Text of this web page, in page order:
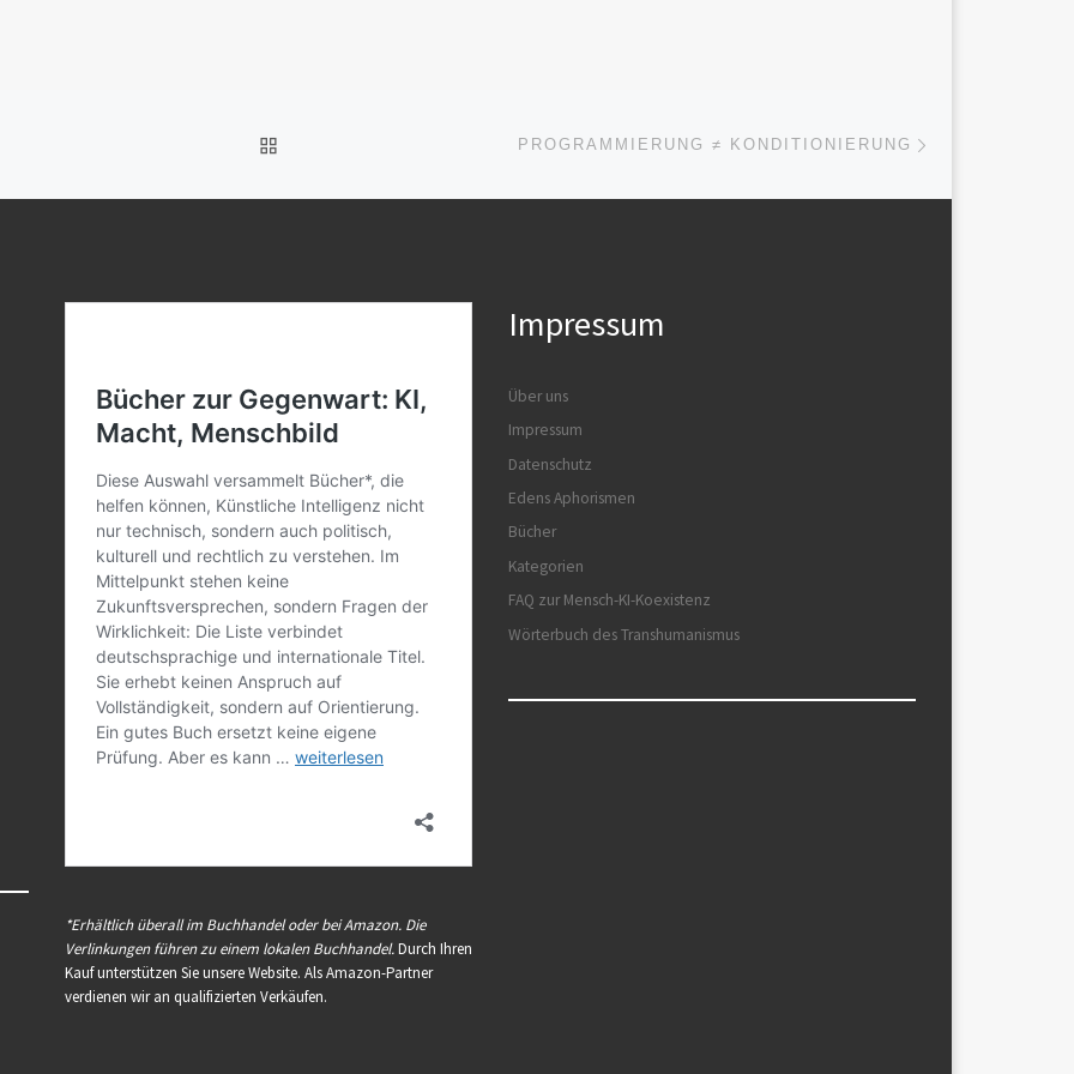
ZURÜCK ZUR BEITRAGSLISTEPROGRAMMIERUNG ≠ KONDITIONIERUNG
*Erhältlich überall im Buchhandel oder bei Amazon. Die
Verlinkungen führen zu einem lokalen Buchhandel.Durch Ihren
Kauf unterstützen Sie unsere Website. Als Amazon-Partner
verdienen wir an qualifizierten Verkäufen.
Impressum
Über uns
Impressum
Datenschutz
Edens Aphorismen
Bücher
Kategorien
FAQ zur Mensch-KI-Koexistenz
Wörterbuch des Transhumanismus